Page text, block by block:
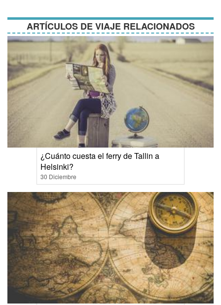
ARTÍCULOS DE VIAJE RELACIONADOS
¿Cuánto cuesta el ferry de Tallin a
Helsinki?
30 Diciembre